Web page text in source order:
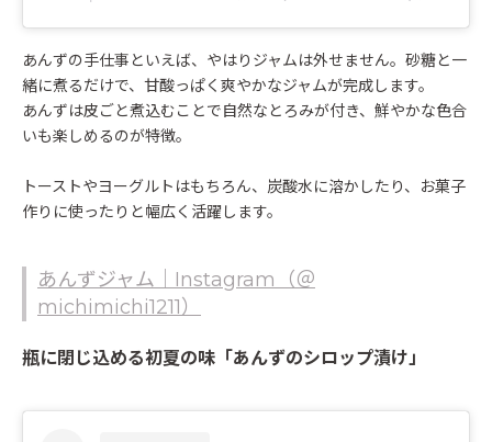
あんずの手仕事といえば、やはりジャムは外せません。砂糖と一
緒に煮るだけで、甘酸っぱく爽やかなジャムが完成します。
あんずは皮ごと煮込むことで自然なとろみが付き、鮮やかな色合
いも楽しめるのが特徴。
トーストやヨーグルトはもちろん、炭酸水に溶かしたり、お菓子
作りに使ったりと幅広く活躍します。
あんずジャム｜Instagram（＠
michimichi1211）
瓶に閉じ込める初夏の味「あんずのシロップ漬け」